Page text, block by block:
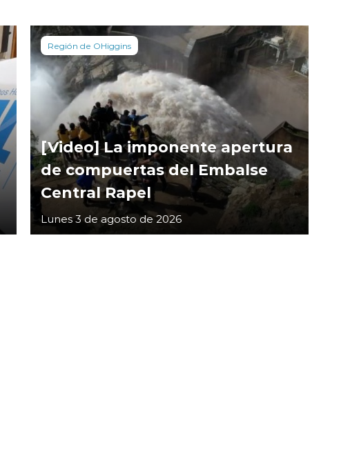
Región de OHiggins
[Video] La imponente apertura
de compuertas del Embalse
Central Rapel
Lunes 3 de agosto de 2026